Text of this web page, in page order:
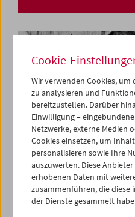
Cookie-
Wir verwenden Cookies,
zu analysieren und
bereitzustellen. Darüber
Einwilligung –
Netzwerke, externe Medien
Cookies einsetzen, um
personalisieren sowie Ihre
auszuwerten. Diese
erhobenen Daten mit
zusammenführen, die diese
der Dienste gesammelt